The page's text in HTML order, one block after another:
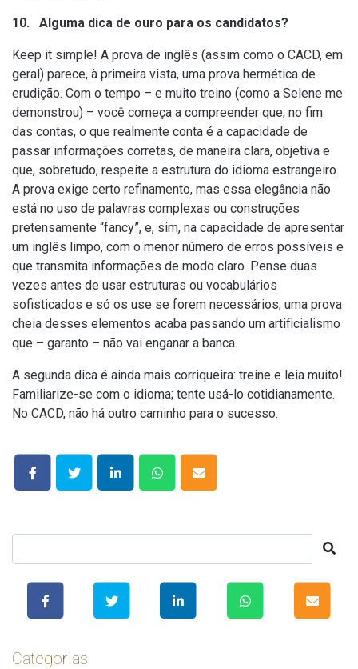
10. Alguma dica de ouro para os candidatos?
Keep it simple! A prova de inglês (assim como o CACD, em
geral) parece, à primeira vista, uma prova hermética de
erudição. Com o tempo – e muito treino (como a Selene me
demonstrou) – você começa a compreender que, no fim
das contas, o que realmente conta é a capacidade de
passar informações corretas, de maneira clara, objetiva e
que, sobretudo, respeite a estrutura do idioma estrangeiro.
A prova exige certo refinamento, mas essa elegância não
está no uso de palavras complexas ou construções
pretensamente “fancy”, e, sim, na capacidade de apresentar
um inglês limpo, com o menor número de erros possíveis e
que transmita informações de modo claro. Pense duas
vezes antes de usar estruturas ou vocabulários
sofisticados e só os use se forem necessários; uma prova
cheia desses elementos acaba passando um artificialismo
que – garanto – não vai enganar a banca.
A segunda dica é ainda mais corriqueira: treine e leia muito!
Familiarize-se com o idioma; tente usá-lo cotidianamente.
No CACD, não há outro caminho para o sucesso.
Categorias